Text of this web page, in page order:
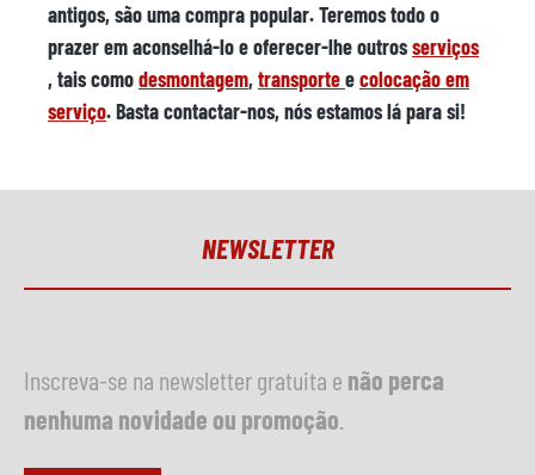
antigos, são uma compra popular. Teremos todo o
prazer em aconselhá-lo e oferecer-lhe outrosserviços
, tais comodesmontagem,transporteecolocação em
serviço. Basta contactar-nos, nós estamos lá para si!
NEWSLETTER
Inscreva-se na newsletter gratuita e não perca
nenhuma novidade ou promoção